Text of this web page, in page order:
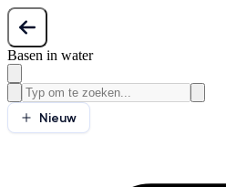
Basen in water
Nieuw